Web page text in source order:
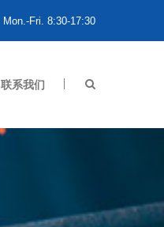
Mon.-Fri. 8:30-17:30
联系我们